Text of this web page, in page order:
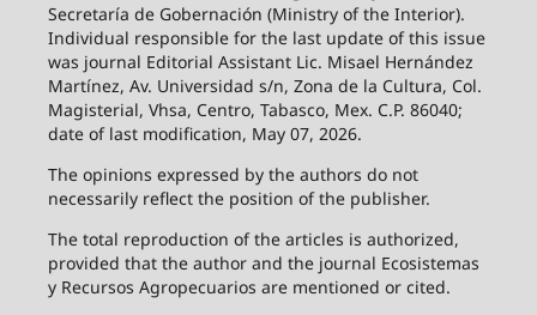
Secretaría de Gobernación (Ministry of the Interior).
Individual responsible for the last update of this issue
was journal Editorial Assistant Lic. Misael Hernández
Martínez, Av. Universidad s/n, Zona de la Cultura, Col.
Magisterial, Vhsa, Centro, Tabasco, Mex. C.P. 86040;
date of last modification, May 07, 2026.
The opinions expressed by the authors do not
necessarily reflect the position of the publisher.
The total reproduction of the articles is authorized,
provided that the author and the journal Ecosistemas
y Recursos Agropecuarios are mentioned or cited.